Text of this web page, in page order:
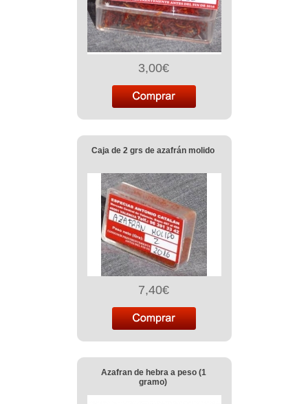
3,00€
Caja de 2 grs de azafrán molido
7,40€
Azafran de hebra a peso (1
gramo)